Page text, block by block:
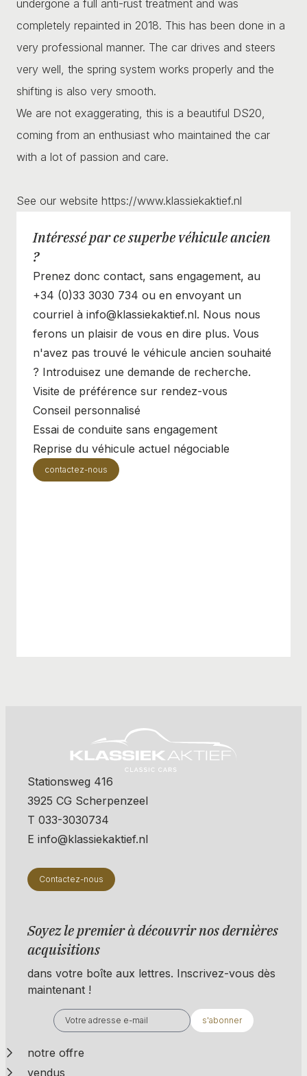
undergone a full anti-rust treatment and was
completely repainted in 2018. This has been done in a
very professional manner. The car drives and steers
very well, the spring system works properly and the
shifting is also very smooth.
We are not exaggerating, this is a beautiful DS20,
coming from an enthusiast who maintained the car
with a lot of passion and care.
See our website https://www.klassiekaktief.nl
Intéressé par ce superbe véhicule ancien
?
Prenez donc contact, sans engagement, au
+34 (0)33 3030 734 ou en envoyant un
courriel à info@klassiekaktief.nl. Nous nous
ferons un plaisir de vous en dire plus. Vous
n'avez pas trouvé le véhicule ancien souhaité
? Introduisez une demande de recherche.
Visite de préférence sur rendez-vous
Conseil personnalisé
Essai de conduite sans engagement
Reprise du véhicule actuel négociable
contactez-nous
Stationsweg 416
3925 CG Scherpenzeel
T 033-3030734
E info@klassiekaktief.nl
Contactez-nous
Soyez le premier à découvrir nos dernières
acquisitions
dans votre boîte aux lettres. Inscrivez-vous dès
maintenant !
s'abonner
notre offre
vendus